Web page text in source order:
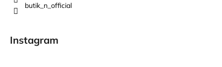
butik_n_official
Instagram